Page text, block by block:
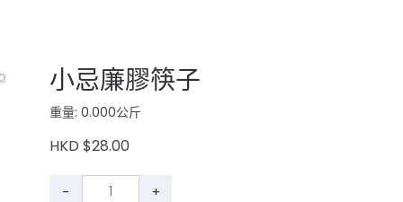
小忌廉膠筷子
重量: 0.000公斤
HKD $28.00
- +